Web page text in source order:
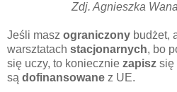
Zdj. Agnieszka
Jeśli masz ograniczony budżet,
warsztatach stacjonarnych, bo
się uczy, to koniecznie zapisz się
są dofinansowane z UE.